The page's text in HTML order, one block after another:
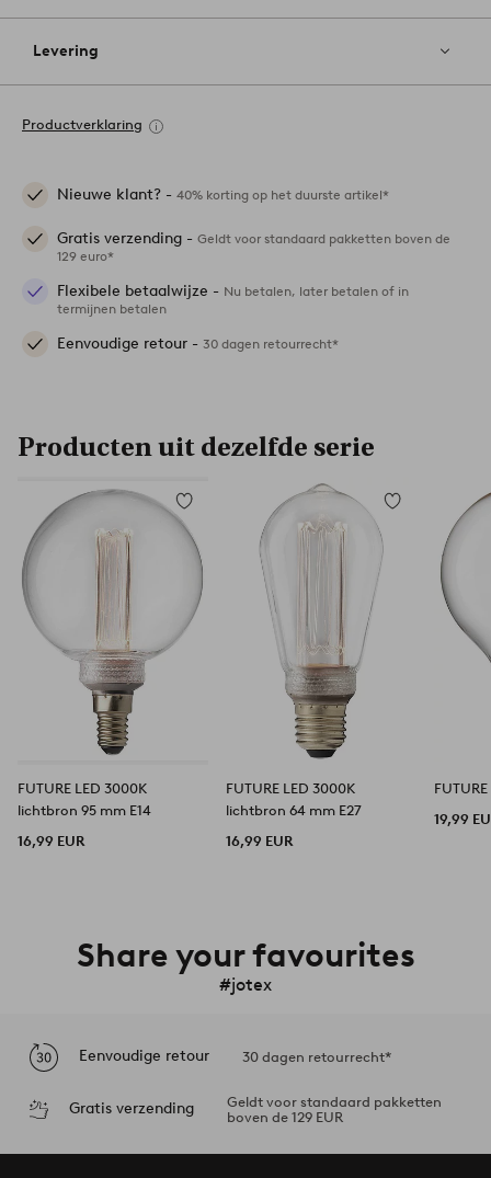
Levering
Productverklaring
Nieuwe klant? - 40% korting op het duurste artikel*
Gratis verzending - Geldt voor standaard pakketten boven de
129 euro*
Flexibele betaalwijze - Nu betalen, later betalen of in
termijnen betalen
Eenvoudige retour - 30 dagen retourrecht*
Producten uit dezelfde serie
Toevoegen
aan
favorieten
FUTURE LED 3000K
lichtbron 95 mm E14
16,99 EUR
Toevoegen
aan
favorieten
FUTURE LED 3000K
lichtbron 64 mm E27
16,99 EUR
19,99
Share your favourites
#jotex
Eenvoudige retour 30 dagen retourrecht*
Gratis verzending
Geldt voor standaard pakketten
boven de 129 EUR